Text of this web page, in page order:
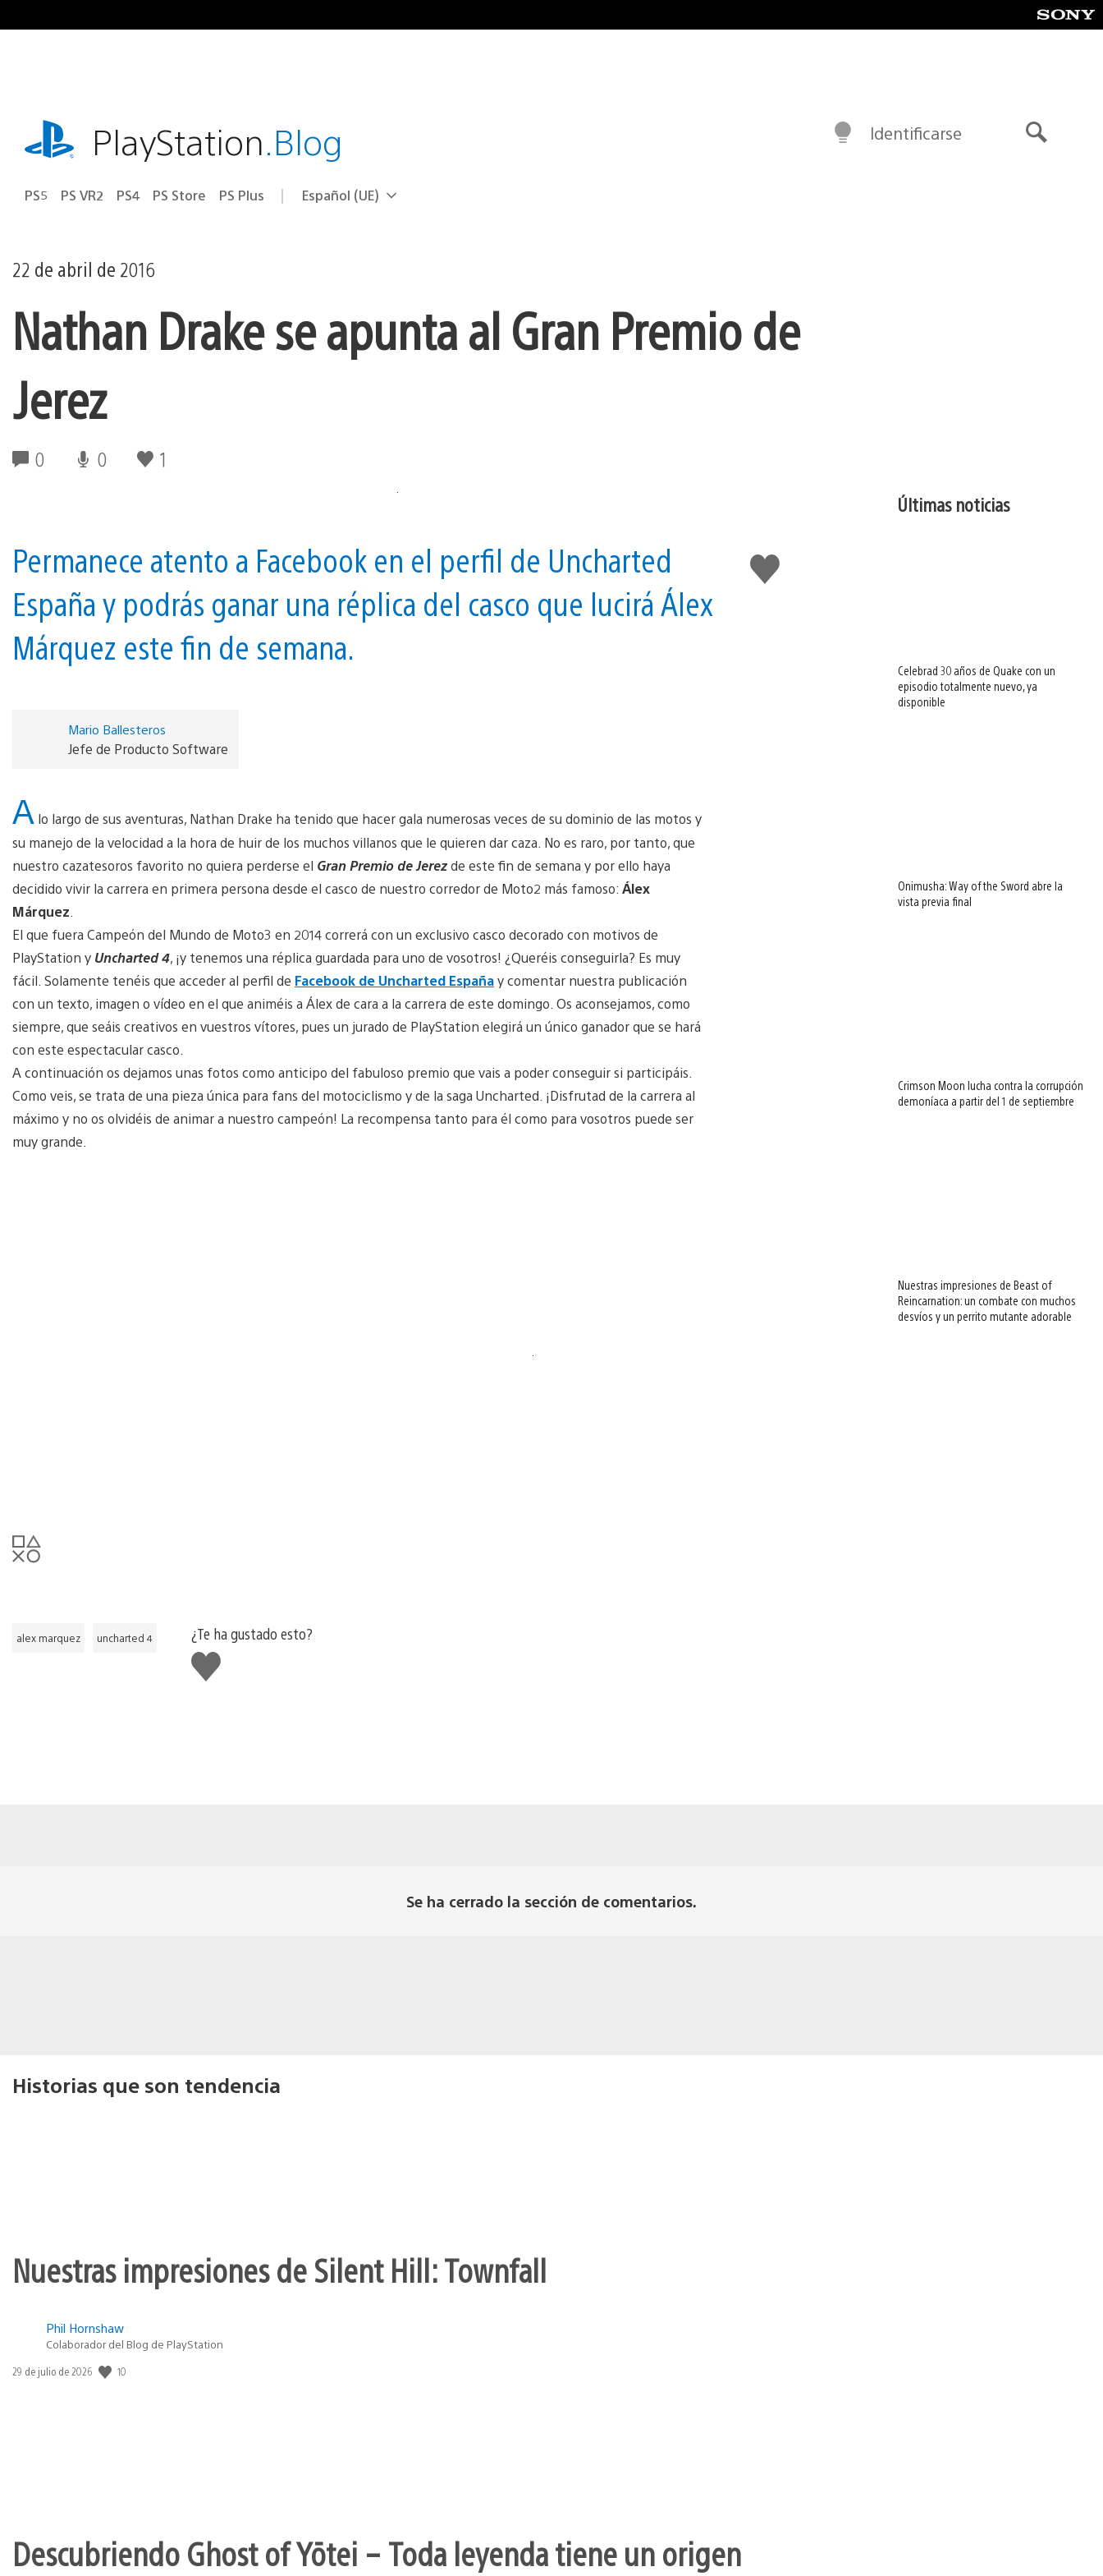
al
playstation.comPlayStation.Blog
PS5 PS VR2 PS4 PS Store PS Plus Selecciona
Región
Español (UE)
Identificarse
22 de abril de 2016
Nathan Drake se apunta al Gran Premio de
Jerez
0 0 1
Me
gusta
Permanece atento a Facebook en el perfil de Uncharted
España y podrás ganar una réplica del casco que lucirá Álex
Márquez este fin de semana.
Mario Ballesteros
Jefe de Producto Software
A lo largo de sus aventuras, Nathan Drake ha tenido que hacer gala numerosas veces de su dominio de las motos y
su manejo de la velocidad a la hora de huir de los muchos villanos que le quieren dar caza. No es raro, por tanto, que
nuestro cazatesoros favorito no quiera perderse el Gran Premio de Jerezde este fin de semana y por ello haya
decidido vivir la carrera en primera persona desde el casco de nuestro corredor de Moto2 más famoso: Álex
Márquez
El que fuera Campeón del Mundo de Moto3 en 2014 correrá con un exclusivo casco decorado con motivos de
PlayStation y Uncharted 4, ¡y tenemos una réplica guardada para uno de vosotros! ¿Queréis conseguirla? Es muy
fácil. Solamente tenéis que acceder al perfil de Facebook de Uncharted Españay comentar nuestra publicación
con un texto, imagen o vídeo en el que animéis a Álex de cara a la carrera de este domingo. Os aconsejamos, como
siempre, que seáis creativos en vuestros vítores, pues un jurado de PlayStation elegirá un único ganador que se hará
con este espectacular casco.
A continuación os dejamos unas fotos como anticipo del fabuloso premio que vais a poder conseguir si participáis.
Como veis, se trata de una pieza única para fans del motociclismo y de la saga Uncharted. ¡Disfrutad de la carrera al
máximo y no os olvidéis de animar a nuestro campeón! La recompensa tanto para él como para vosotros puede ser
muy grande.
alex marquez uncharted 4
¿Te ha gustado esto?
Me
gusta
Últimas noticias
Celebrad 30 años de Quake con un
episodio totalmente nuevo, ya
disponible
Onimusha: Way of the Sword abre la
vista previa final
Crimson Moon lucha contra la corrupción
demoníaca a partir del 1 de septiembre
Nuestras impresiones de Beast of
Reincarnation: un combate con muchos
desvíos y un perrito mutante adorable
Se ha cerrado la sección de comentarios.
Historias que son tendencia
Nuestras impresiones de Silent Hill: Townfall
Phil Hornshaw
Colaborador del Blog de PlayStation
Fecha
29 de julio de 2026 10
Descubriendo Ghost of Yōtei – Toda leyenda tiene un origen